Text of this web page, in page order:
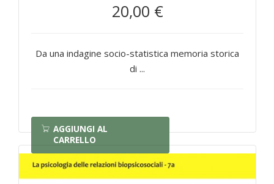
20,00 €
Da una indagine socio-statistica memoria storica
di ...
AGGIUNGI AL
CARRELLO